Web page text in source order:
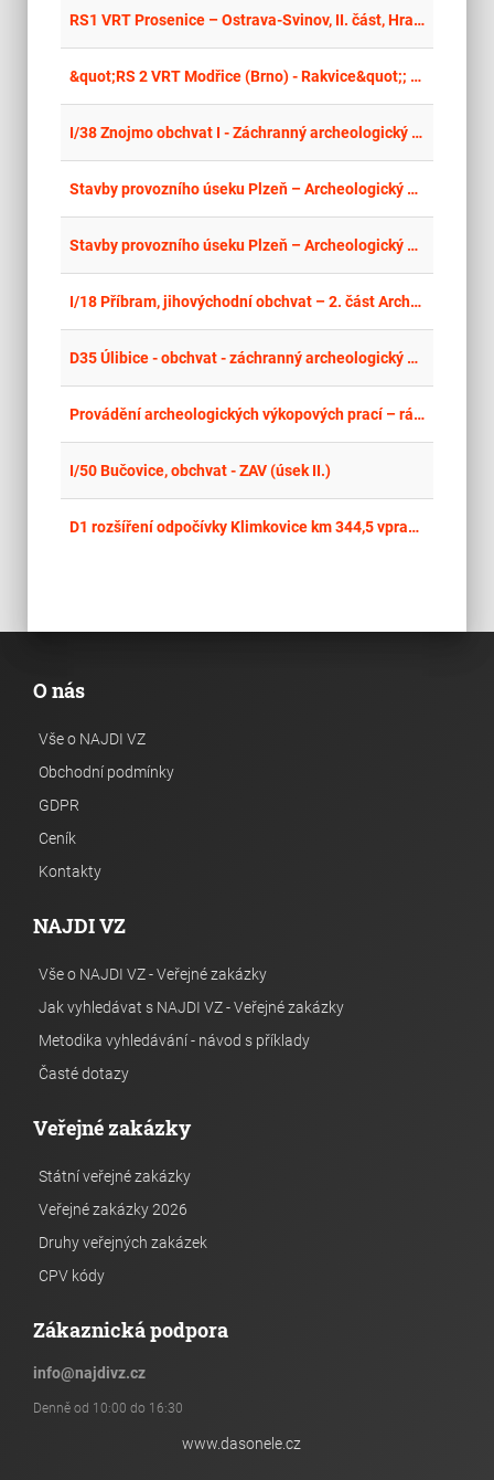
RS1 VRT Prosenice – Ostrava-Svinov, II. část, Hranice na Moravě – Ostrava-Svinov“; Předběžný archeologický výzkum
&quot;RS 2 VRT Modřice (Brno) - Rakvice&quot;; Předběžný archeologický výzkum
I/38 Znojmo obchvat I - Záchranný archeologický průzkum, realizace v území OK II/412 a II/413
Stavby provozního úseku Plzeň – Archeologický dohled a ZAV
Stavby provozního úseku Plzeň – Archeologický dohled a ZAV
I/18 Příbram, jihovýchodní obchvat – 2. část Archeologická prospekce pro doplnění studie archeologických rizik
D35 Úlibice - obchvat - záchranný archeologický výzkum
Provádění archeologických výkopových prací – rámcová smlouva 2026
I/50 Bučovice, obchvat - ZAV (úsek II.)
D1 rozšíření odpočívky Klimkovice km 344,5 vpravo - ZAV
O nás
Vše o NAJDI VZ
Obchodní podmínky
GDPR
Ceník
Kontakty
NAJDI VZ
Vše o NAJDI VZ - Veřejné zakázky
Jak vyhledávat s NAJDI VZ - Veřejné zakázky
Metodika vyhledávání - návod s příklady
Časté dotazy
Veřejné zakázky
Státní veřejné zakázky
Veřejné zakázky 2026
Druhy veřejných zakázek
CPV kódy
Zákaznická podpora
info@najdivz.cz
Denně od 10:00 do 16:30
www.dasonele.cz